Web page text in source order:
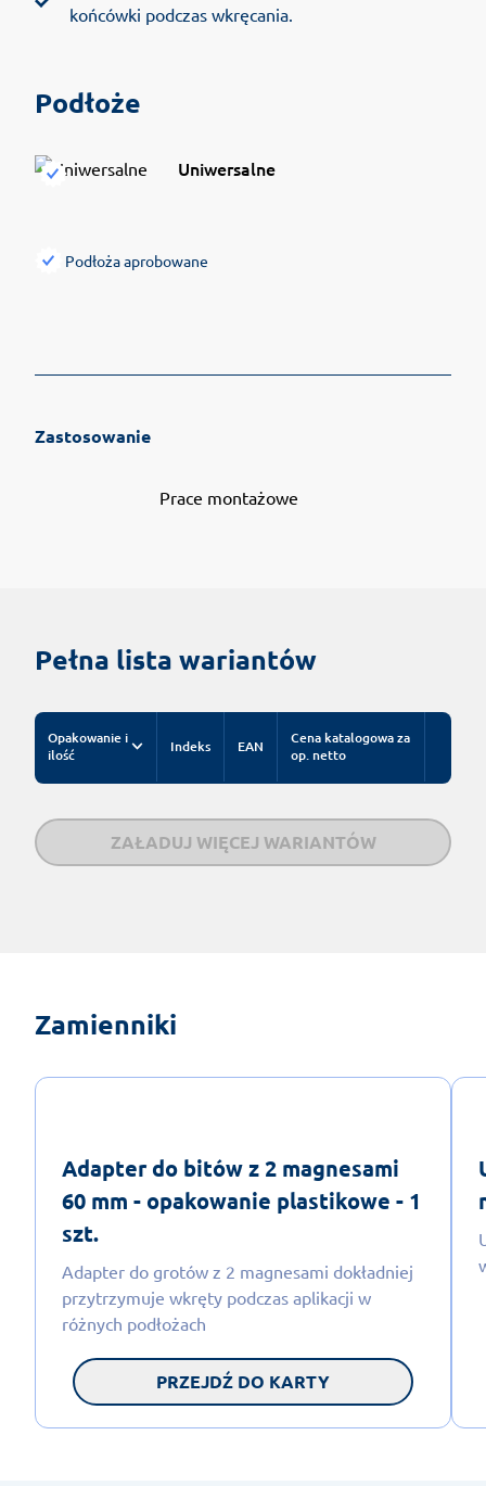
końcówki podczas wkręcania.
Podłoże
Uniwersalne
Podłoża aprobowane
Zastosowanie
Prace montażowe
Pełna lista wariantów
Opakowanie i
ilość
Indeks EAN
Cena katalogowa za
op. netto
ZAŁADUJ WIĘCEJ WARIANTÓW
Zamienniki
Adapter do bitów z 2 magnesami
60 mm - opakowanie plastikowe - 1
szt.
Adapter do grotów z 2 magnesami dokładniej
przytrzymuje wkręty podczas aplikacji w
różnych podłożach
PRZEJDŹ DO KARTY